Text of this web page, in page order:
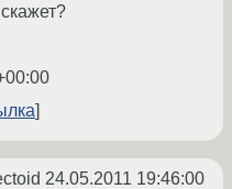
24.05.2011 19:46:00